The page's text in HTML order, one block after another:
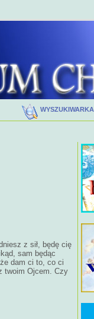
WYSZUKIWARKA
z sił, będę cię
sam będąc
dam ci to, co ci
twoim Ojcem. Czy